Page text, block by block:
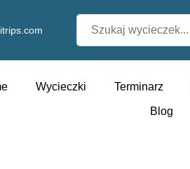
Wycieczki Terminarz
Blog